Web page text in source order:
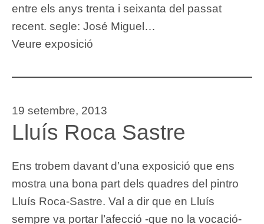
entre els anys trenta i seixanta del passat
recent. segle: José Miguel…
Veure exposició
19 setembre, 2013
Lluís Roca Sastre
Ens trobem davant d’una exposició que ens
mostra una bona part dels quadres del pintro
Lluís Roca-Sastre. Val a dir que en Lluís
sempre va portar l’afecció -que no la vocació-